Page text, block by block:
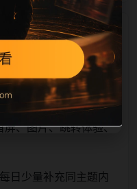
时避免重复标题和重
同栏目词和不同问题
方便后续专题自动归
屏、图片、跳转体验、
日少量补充同主题内